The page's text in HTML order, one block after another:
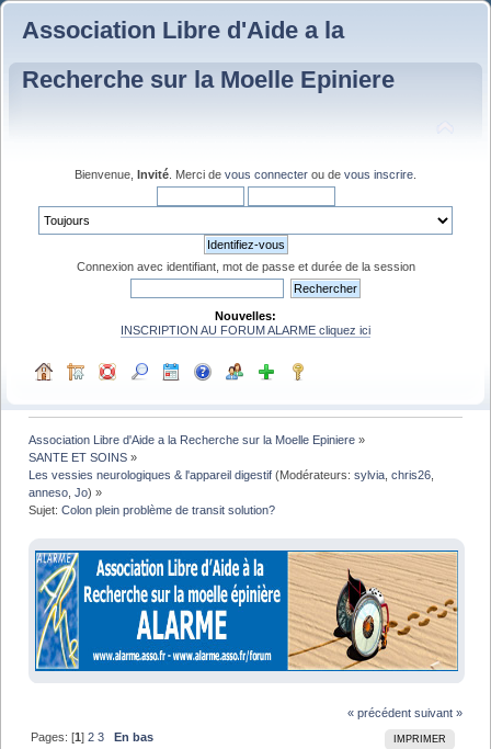
Association Libre d'Aide a la
Recherche sur la Moelle Epiniere
Bienvenue, Invité . Merci de vous connecter ou de vous inscrire
Connexion avec identifiant, mot de passe et durée de la session
Nouvelles:
INSCRIPTION AU FORUM ALARME cliquez ici
Association Libre d'Aide a la Recherche sur la Moelle Epiniere »
SANTE ET SOINS »
Les vessies neurologiques & l'appareil digestif (Modérateurs:sylvia ,chris26
anneso ,Jo) »
Sujet:Colon plein problème de transit solution?
« précédent suivant »
IMPRIMER
Pages: [1]2 3 En bas